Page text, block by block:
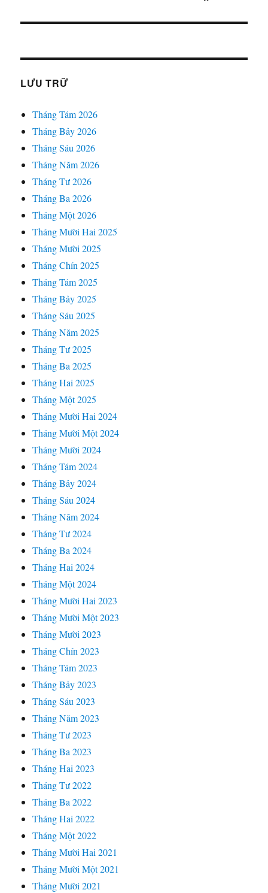
LƯU TRỮ
Tháng Tám 2026
Tháng Bảy 2026
Tháng Sáu 2026
Tháng Năm 2026
Tháng Tư 2026
Tháng Ba 2026
Tháng Một 2026
Tháng Mười Hai 2025
Tháng Mười 2025
Tháng Chín 2025
Tháng Tám 2025
Tháng Bảy 2025
Tháng Sáu 2025
Tháng Năm 2025
Tháng Tư 2025
Tháng Ba 2025
Tháng Hai 2025
Tháng Một 2025
Tháng Mười Hai 2024
Tháng Mười Một 2024
Tháng Mười 2024
Tháng Tám 2024
Tháng Bảy 2024
Tháng Sáu 2024
Tháng Năm 2024
Tháng Tư 2024
Tháng Ba 2024
Tháng Hai 2024
Tháng Một 2024
Tháng Mười Hai 2023
Tháng Mười Một 2023
Tháng Mười 2023
Tháng Chín 2023
Tháng Tám 2023
Tháng Bảy 2023
Tháng Sáu 2023
Tháng Năm 2023
Tháng Tư 2023
Tháng Ba 2023
Tháng Hai 2023
Tháng Tư 2022
Tháng Ba 2022
Tháng Hai 2022
Tháng Một 2022
Tháng Mười Hai 2021
Tháng Mười Một 2021
Tháng Mười 2021